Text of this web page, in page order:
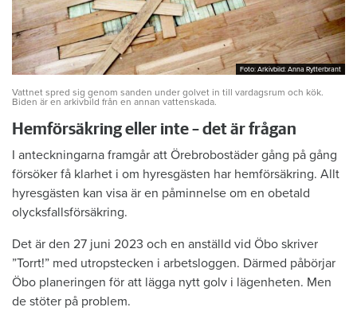
Foto: Arkivbild: Anna Rytterbrant
Foto: Arkivbild: Anna Rytterbrant
Vattnet spred sig genom sanden under golvet in till vardagsrum och kök.
Biden är en arkivbild från en annan vattenskada.
Hemförsäkring eller inte – det är frågan
I anteckningarna framgår att Örebrobostäder gång på gång
försöker få klarhet i om hyresgästen har hemförsäkring. Allt
hyresgästen kan visa är en påminnelse om en obetald
olycksfallsförsäkring.
Det är den 27 juni 2023 och en anställd vid Öbo skriver
”Torrt!” med utropstecken i arbetsloggen. Därmed påbörjar
Öbo planeringen för att lägga nytt golv i lägenheten. Men
de stöter på problem.